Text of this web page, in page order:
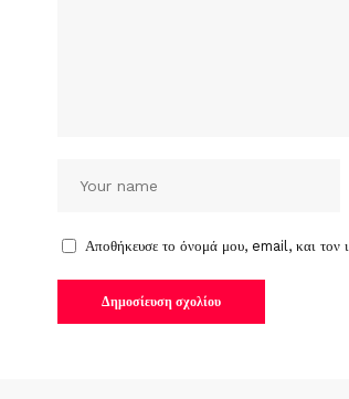
Αποθήκευσε το όνομά μου, email, και τον